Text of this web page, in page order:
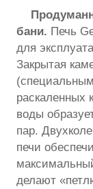
бани. Печь
для
Закрытая
раскаленных
воды
пар.
печи
делают